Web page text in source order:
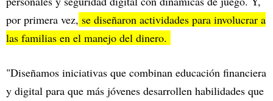
por primera vez, se diseñaron actividades para involucrar a
las familias en el manejo del dinero.
"Diseñamos iniciativas que combinan educación financiera
y digital para que más jóvenes desarrollen habilidades que